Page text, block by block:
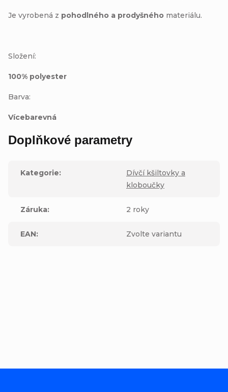
Je vyrobená z pohodlného a prodyšného materiálu.
Složení:
100% polyester
Barva:
Vícebarevná
Doplňkové parametry
Kategorie:
Dívčí kšiltovky a
kloboučky
Záruka: 2 roky
EAN: Zvolte variantu